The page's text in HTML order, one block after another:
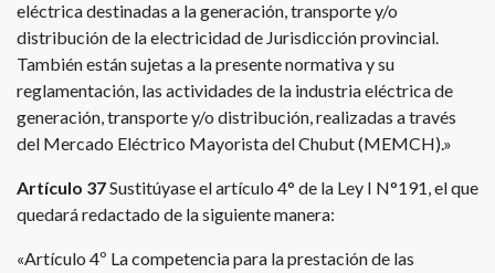
eléctrica destinadas a la generación, transporte y/o
distribución de la electricidad de Jurisdicción provincial.
También están sujetas a la presente normativa y su
reglamentación, las actividades de la industria eléctrica de
generación, transporte y/o distribución, realizadas a través
del Mercado Eléctrico Mayorista del Chubut (MEMCH).»
Artículo 37Sustitúyase el artículo 4° de la Ley I N°191, el que
quedará redactado de la siguiente manera:
«Artículo 4º La competencia para la prestación de las